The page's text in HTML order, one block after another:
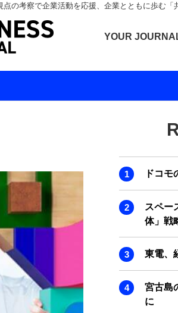
点の考察で企業活動を応援、企業とともに歩む「
ドコ
スペー
体」戦
東電、
宮古島
に
YOUR
BUSINESS
IVS JOURNAL
ENERGY
INBOUND
LIFE ENDING
AI JOURNAL
REAL ESTATE
SMART
BPaaS